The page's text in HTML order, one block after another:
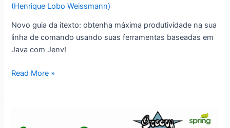
(Henrique Lobo Weissmann)
Novo guia da itexto: obtenha máxima produtividade na sua
linha de comando usando suas ferramentas baseadas em
Java com Jenv!
Novo
da
Read More »